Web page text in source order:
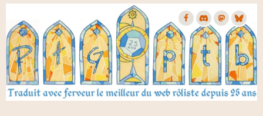
Aller
contenu
principal